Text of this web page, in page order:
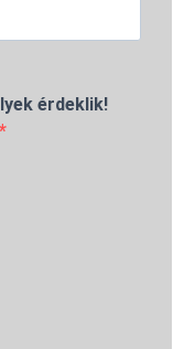
érdeklik!